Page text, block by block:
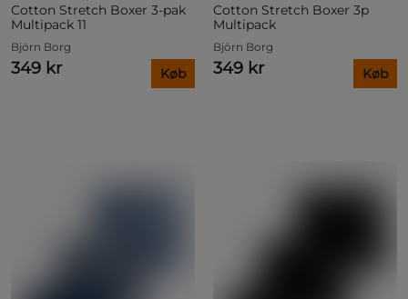
Cotton Stretch Boxer 3‑pak
Multipack 11
Björn Borg
349 kr Køb
Cotton Stretch Boxer 3p
Multipack
Björn Borg
349 kr Køb